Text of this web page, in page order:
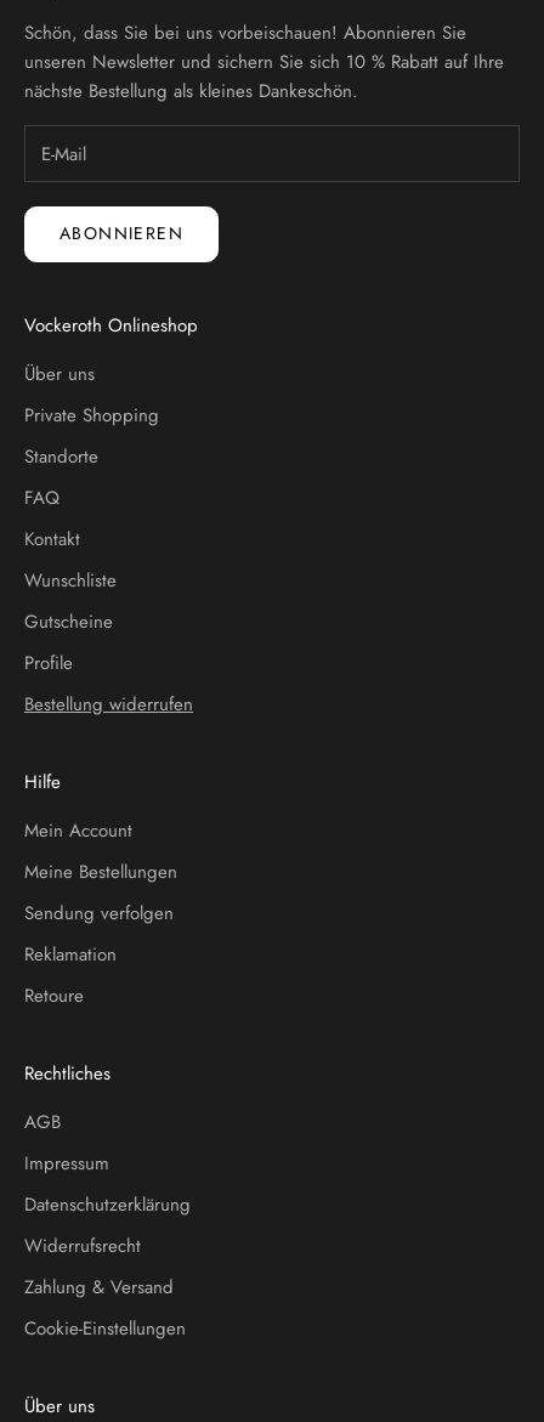
Schön, dass Sie bei uns vorbeischauen! Abonnieren Sie
unseren Newsletter und sichern Sie sich 10 % Rabatt auf Ihre
nächste Bestellung als kleines Dankeschön.
ABONNIEREN
Vockeroth Onlineshop
Über uns
Private Shopping
Standorte
FAQ
Kontakt
Wunschliste
Gutscheine
Profile
Bestellung widerrufen
Hilfe
Mein Account
Meine Bestellungen
Sendung verfolgen
Reklamation
Retoure
Rechtliches
AGB
Impressum
Datenschutzerklärung
Widerrufsrecht
Zahlung & Versand
Cookie-Einstellungen
Über uns